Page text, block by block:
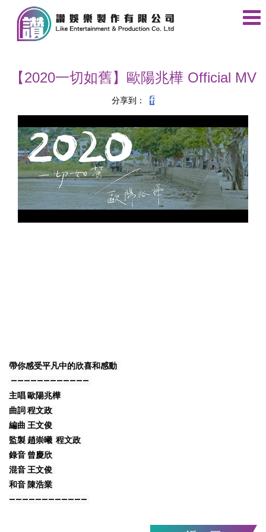
【2020一切如舊】歐陽兆樺 Official MV
分享到：
帶你感受平凡中的欣喜和感動
————————————
主唱 歐陽兆樺
曲詞 程文政
編曲 王文俊
監製 趙崇曦 程文政
錄音 曾慶欣
混音 王文俊
和音 陳浩業
————————————